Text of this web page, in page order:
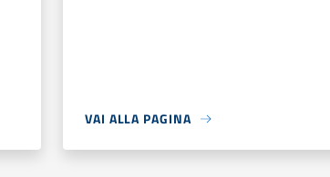
VAI ALLA PAGINA